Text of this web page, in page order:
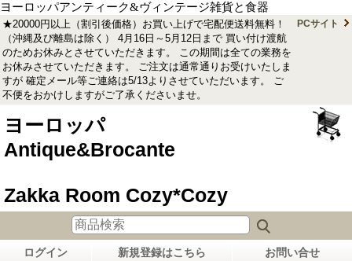
ヨーロッパアンティーク&ヴィンテージ雑貨と食器
★20000円以上（割引後価格）お買い上げで宅配便送料無料！
（沖縄及び離島は除く） 4月16日～5月12日まで 買い付け渡航
のためお休みとさせていただきます。 この期間は全ての業務を
お休みさせていただきます。 ご注文は通常通りお受けいたしま
すが 確定メール等ご連絡は5/13よりさせていただいます。 ご
不便をおかけしますがご了承くださいませ。
PCサイト
ヨーロッパ
Antique&Brocante
Zakka Room Cozy*Cozy
ログイン 新規登録はこちら お問い合せ